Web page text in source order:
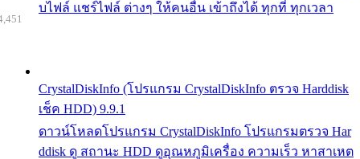
บไฟล์ แชร์ไฟล์ ต่างๆ ให้คนอื่น เข้าถึงได้ ทุกที่ ทุกเวลา
CrystalDiskInfo (โปรแกรม CrystalDiskInfo ตรวจ Harddisk
เช็ค HDD) 9.9.1
ดาวน์โหลดโปรแกรม CrystalDiskInfo โปรแกรมตรวจ Har
ddisk ดู สถานะ HDD ดูอุณหภูมิเครื่อง ความเร็ว หาสาเหต